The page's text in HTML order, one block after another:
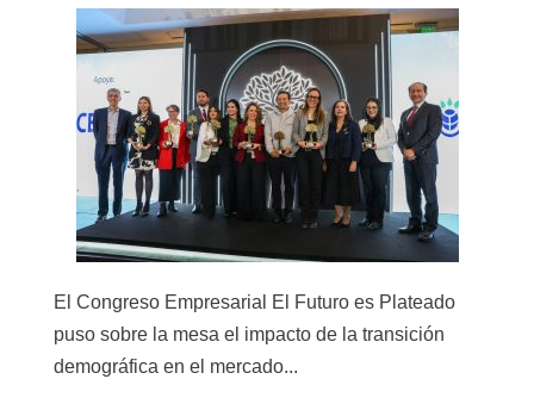
El Congreso Empresarial El Futuro es Plateado
puso sobre la mesa el impacto de la transición
demográfica en el mercado...